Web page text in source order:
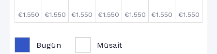
€1.550 €1.550 €1.550 €1.550 €1.550 €1.550 €1.550
1.550 €1.550 € 1.550
Bugün Müsait